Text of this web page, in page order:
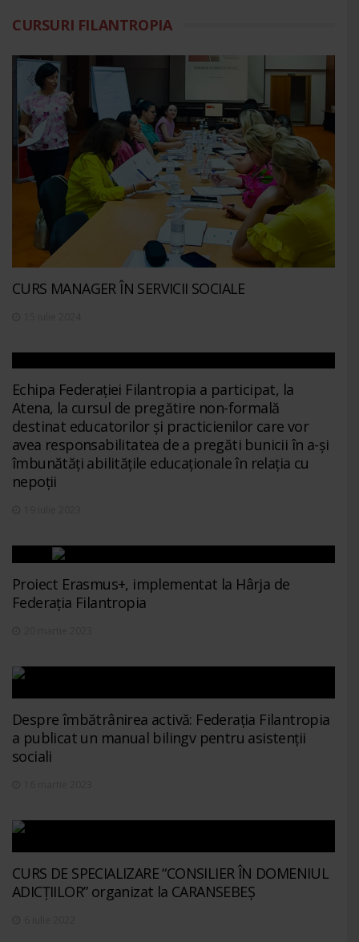
CURSURI FILANTROPIA
CURS MANAGER ÎN SERVICII SOCIALE
Echipa Federației Filantropia a participat, la
Atena, la cursul de pregătire non-formală
destinat educatorilor și practicienilor care vor
avea responsabilitatea de a pregăti bunicii în a-și
îmbunătăți abilitățile educaționale în relația cu
nepoții
Proiect Erasmus+, implementat la Hârja de
Federația Filantropia
Despre îmbătrânirea activă: Federația Filantropia
a publicat un manual bilingv pentru asistenții
sociali
CURS DE SPECIALIZARE “CONSILIER ÎN DOMENIUL
ADICȚIILOR” organizat la CARANSEBEȘ